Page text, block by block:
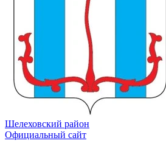
Шелеховский район
Официальный сайт